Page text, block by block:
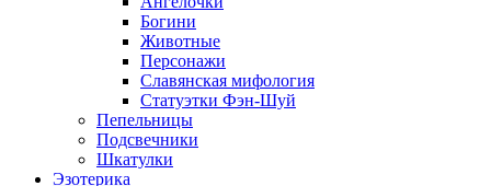
Богини
Животные
Персонажи
Славянская мифология
Статуэтки Фэн-Шуй
Пепельницы
Подсвечники
Шкатулки
Эзотерика